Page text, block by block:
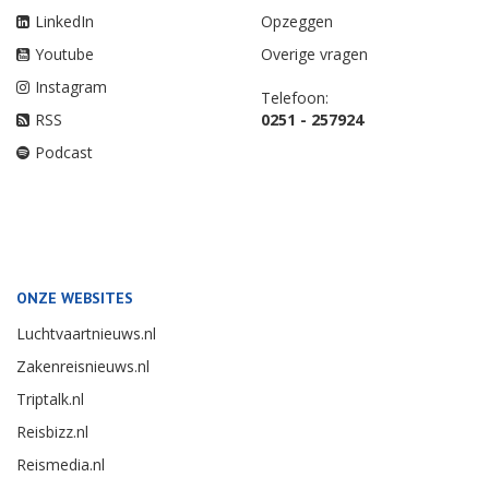
LinkedIn
Youtube
Instagram
RSS
Podcast
Opzeggen
Overige vragen
Telefoon:
0251 - 257924
ONZE WEBSITES
Luchtvaartnieuws.nl
Zakenreisnieuws.nl
Triptalk.nl
Reisbizz.nl
Reismedia.nl